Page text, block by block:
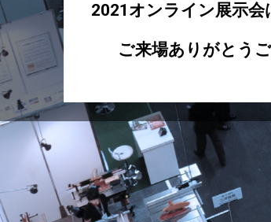
2021オンライン展示会
ご来場ありがとう